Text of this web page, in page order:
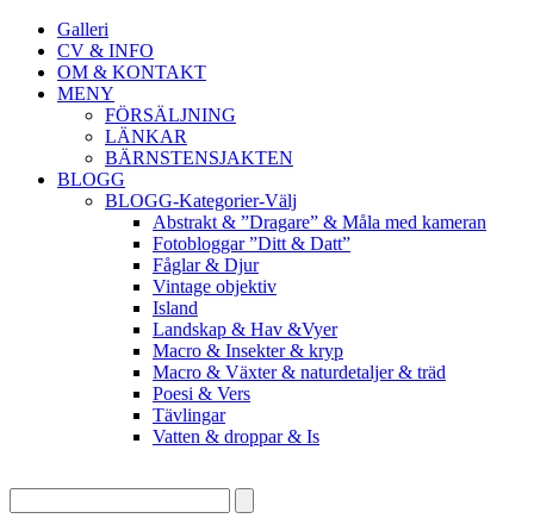
Galleri
CV & INFO
OM & KONTAKT
MENY
FÖRSÄLJNING
LÄNKAR
BÄRNSTENSJAKTEN
BLOGG
BLOGG-Kategorier-Välj
Abstrakt & ”Dragare” & Måla med kameran
Fotobloggar ”Ditt & Datt”
Fåglar & Djur
Vintage objektiv
Island
Landskap & Hav &Vyer
Macro & Insekter & kryp
Macro & Växter & naturdetaljer & träd
Poesi & Vers
Tävlingar
Vatten & droppar & Is